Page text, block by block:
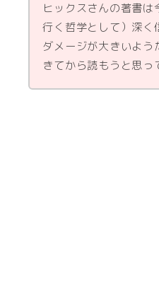
ヒックスさんの著書
行く哲学として）深く
ダメージが大きいよ
きてから読もうと思っ